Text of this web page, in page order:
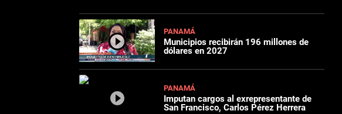
PANAMÁ
Municipios recibirán 196 millones de
dólares en 2027
PANAMÁ
Imputan cargos al exrepresentante de
San Francisco, Carlos Pérez Herrera